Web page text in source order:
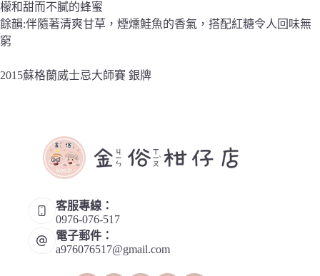
檬和甜而不膩的蜂蜜
餘韻:伴隨著清爽甘草，煙燻鮭魚的香氣，搭配紅糖令人回味無
窮
2015蘇格蘭威士忌大師賽 銀牌
客服專線：
0976-076-517
電子郵件：
a976076517@gmail.com